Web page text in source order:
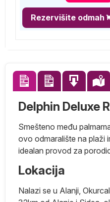
Rezervišite odmah
Delphin Deluxe
Smešteno među
ovo odmaralište na plaži
idealan provod za
Lokacija
Nalazi se u Alanji,